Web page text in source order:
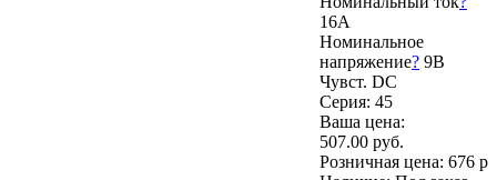
16А
Номинальное
напряжение? 9В
Чувст. DC
Серия: 45
Ваша цена:
507.00 руб.
Розничная цена: 676 р